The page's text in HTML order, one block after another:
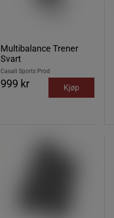
Multibalance Trener
Svart
Casall Sports Prod
999 kr Kjøp